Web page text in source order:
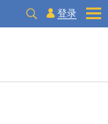
登录